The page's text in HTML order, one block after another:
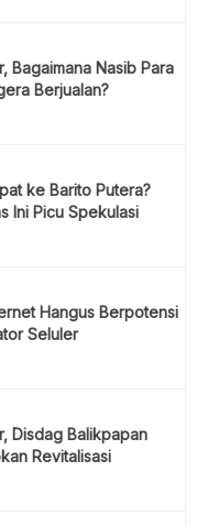
Bagaimana Nasib Para
Berjualan?
ke Barito Putera?
Ini Picu Spekulasi
Hangus Berpotensi
Seluler
Disdag Balikpapan
Revitalisasi